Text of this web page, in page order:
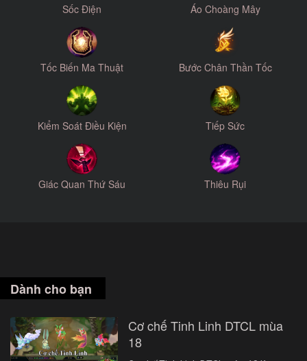
Sốc Điện Áo Choàng Mây
Tốc Biến Ma Thuật Bước Chân Thần Tốc
Kiểm Soát Điều Kiện Tiếp Sức
Giác Quan Thứ Sáu Thiêu Rụi
Dành cho bạn
Cơ chế Tinh Linh DTCL mùa
18